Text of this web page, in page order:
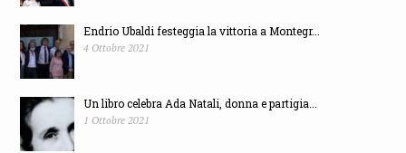
Endrio Ubaldi festeggia la vittoria a Montegr...
4 Ottobre 2021
Un libro celebra Ada Natali, donna e partigia...
1 Ottobre 2021